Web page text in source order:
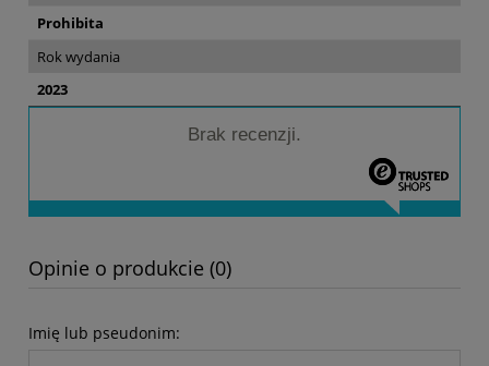
Prohibita
Rok wydania
2023
Brak recenzji.
Opinie o produkcie (0)
Imię lub pseudonim: